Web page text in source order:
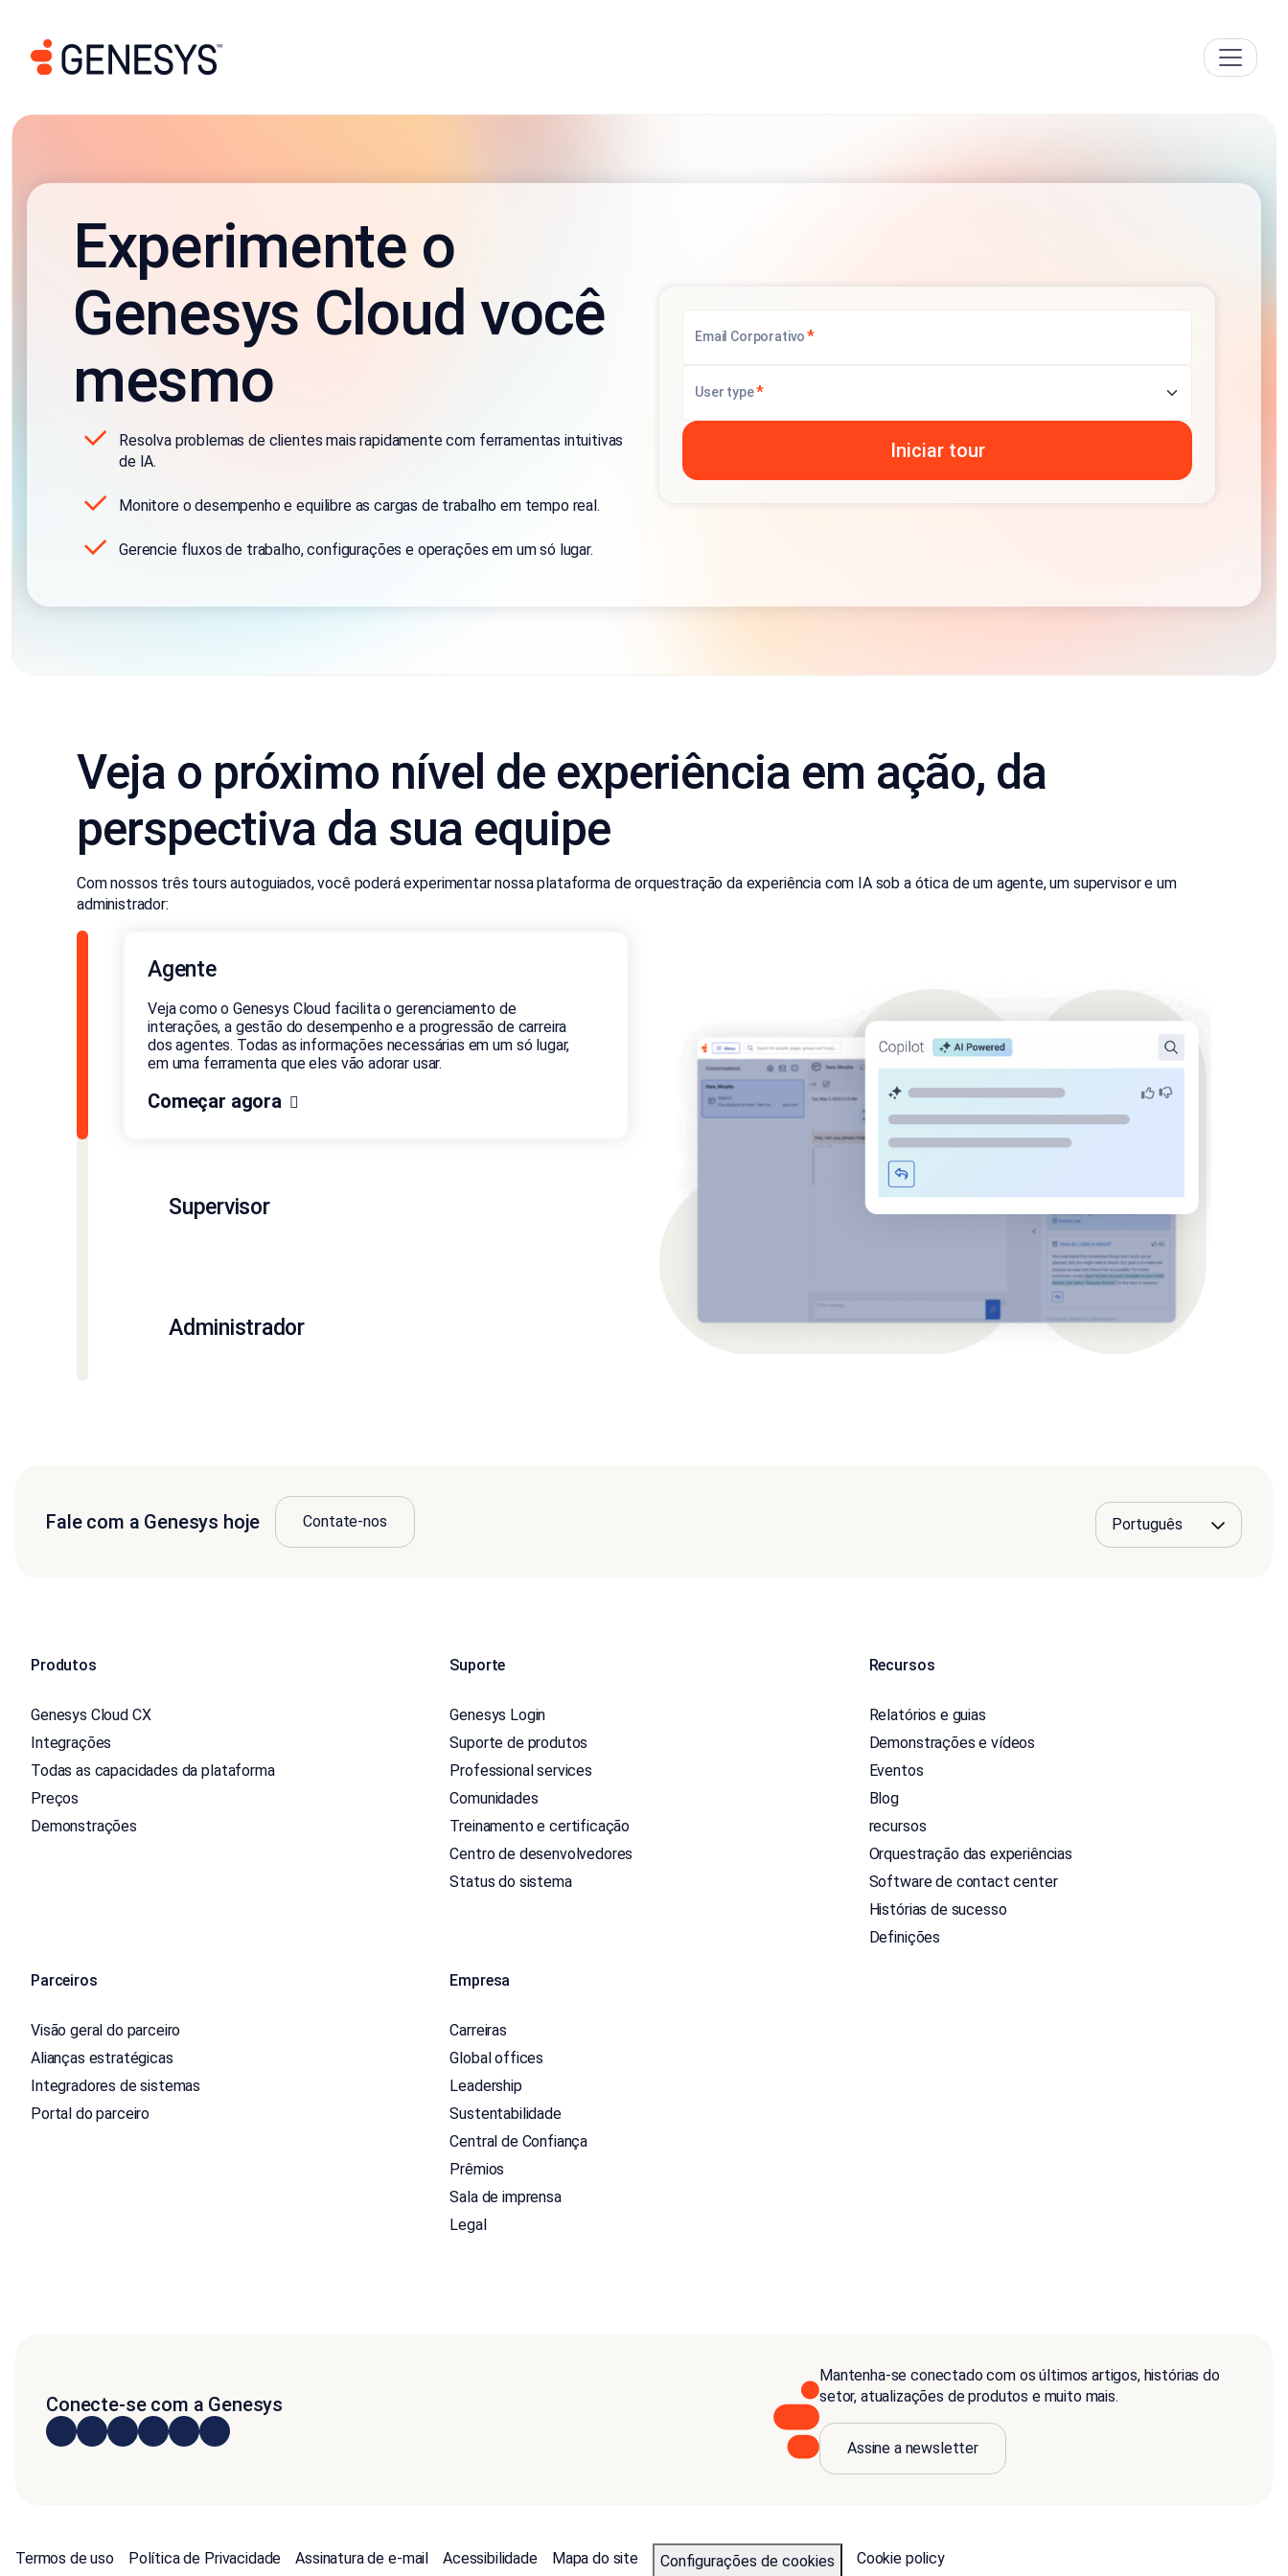
Experimente o
Genesys Cloud você
mesmo
Resolva problemas de clientes mais rapidamente com ferramentas intuitivas
de IA.
Monitore o desempenho e equilibre as cargas de trabalho em tempo real.
Gerencie fluxos de trabalho, configurações e operações em um só lugar.
Email Corporativo *
User type*
Veja o próximo nível de experiência em ação, da
perspectiva da sua equipe
Com nossos três tours autoguiados, você poderá experimentar nossa plataforma de orquestração da experiência com IA sob a ótica de um agente, um supervisor e um
administrador:
Agente
Veja como o Genesys Cloud facilita o gerenciamento de
interações, a gestão do desempenho e a progressão de carreira
dos agentes. Todas as informações necessárias em um só lugar,
em uma ferramenta que eles vão adorar usar.
Começar agora
Supervisor
Administrador
Fale com a Genesys hoje Contate-nos
Produtos
Genesys Cloud CX
Integrações
Todas as capacidades da plataforma
Preços
Demonstrações
Suporte
Genesys Login
Suporte de produtos
Professional services
Comunidades
Treinamento e certificação
Centro de desenvolvedores
Status do sistema
Recursos
Relatórios e guias
Demonstrações e vídeos
Eventos
Blog
recursos
Orquestração das experiências
Software de contact center
Histórias de sucesso
Definições
Parceiros
Visão geral do parceiro
Alianças estratégicas
Integradores de sistemas
Portal do parceiro
Empresa
Carreiras
Global offices
Leadership
Sustentabilidade
Central de Confiança
Prêmios
Sala de imprensa
Legal
Conecte-se com a Genesys
Mantenha-se conectado com os últimos artigos, histórias do
setor, atualizações de produtos e muito mais.
Assine a newsletter
Termos de uso Política de Privacidade Assinatura de e-mail Acessibilidade Mapa do site Configurações de cookies Cookie policy